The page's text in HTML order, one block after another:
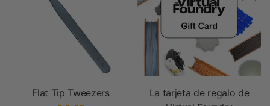
Flat Tip Tweezers
La tarjeta de regalo de